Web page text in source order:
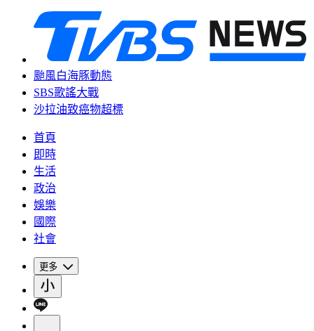
颱風白海豚動態
SBS歌謠大戰
沙拉油致癌物超標
首頁
即時
生活
政治
娛樂
國際
社會
更多